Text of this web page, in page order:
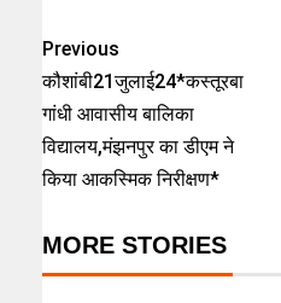
Previous
कौशांबी21जुलाई24*कस्तूरबा
गांधी आवासीय बालिका
विद्यालय,मंझनपुर का डीएम ने
किया आकस्मिक निरीक्षण*
MORE STORIES